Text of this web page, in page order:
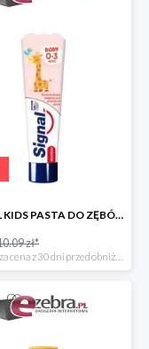
SIGNAL KIDS PASTA DO ZĘBÓW DLA DZIECI PONIŻEJ 3 ROKU ŻYCIA
zł*